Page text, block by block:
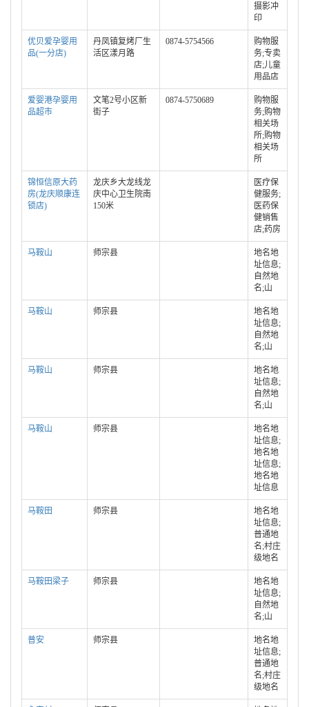
摄影冲
印
优贝爱孕婴用
品(一分店)
丹凤镇复烤厂生
活区漾月路
0874-5754566
购物服
务;专卖
店;儿童
用品店
爱婴港孕婴用
品超市
文笔2号小区新
街子
0874-5750689
购物服
务;购物
相关场
所;购物
相关场
所
锦恒信原大药
房(龙庆顺康连
锁店)
龙庆乡大龙线龙
庆中心卫生院南
150米
医疗保
健服务;
医药保
健销售
店;药房
马鞍山 师宗县
地名地
址信息;
自然地
名;山
马鞍山 师宗县
地名地
址信息;
自然地
名;山
马鞍山 师宗县
地名地
址信息;
自然地
名;山
马鞍山 师宗县
地名地
址信息;
地名地
址信息;
地名地
址信息
马鞍田 师宗县
地名地
址信息;
普通地
名;村庄
级地名
马鞍田梁子 师宗县
地名地
址信息;
自然地
名;山
普安 师宗县
地名地
址信息;
普通地
名;村庄
级地名